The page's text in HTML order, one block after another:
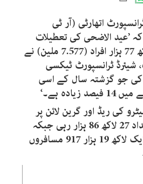
اتھارٹی (آر ٹی
’عید الاضحی کی تعطیلات
کے دوران 75 لاکھ 77 ہزار افراد (7.577 ملین) نے
شیئرڈ ٹرانسپورٹ ٹیکسی
جو گزشتہ سال کے اسی
ہے۔‘
کی ریڈ اور گرین لائن پر
مسافروں کی تعداد 27 لاکھ 86 ہزار رہی جبکہ
ٹرام سروس سے ایک لاکھ 19 ہزار 917 مسافروں